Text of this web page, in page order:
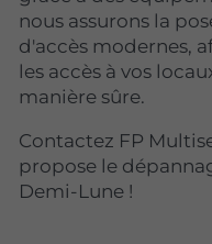
nous assurons la
d'accès modernes,
les accès à vos
manière sûre.
Contactez FP
propose le
Demi-Lune !